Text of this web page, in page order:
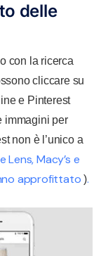
delle
con la ricerca
cliccare su
e Pinterest
immagini per
non è l’unico a
Lens, Macy’s e
approfittato ).